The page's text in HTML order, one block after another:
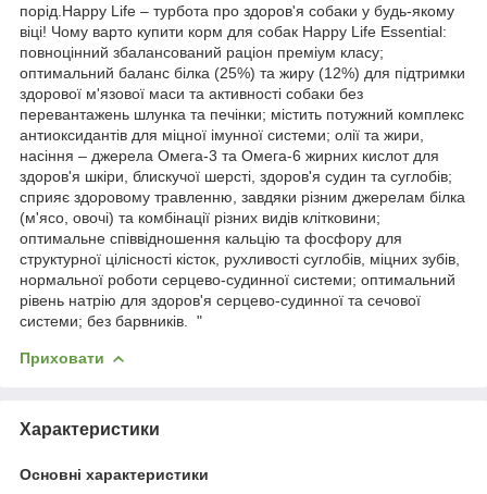
порід.Happy Life – турбота про здоров'я собаки у будь-якому
віці! Чому варто купити корм для собак Happy Life Essential:
повноцінний збалансований раціон преміум класу;
оптимальний баланс білка (25%) та жиру (12%) для підтримки
здорової м'язової маси та активності собаки без
перевантажень шлунка та печінки; містить потужний комплекс
антиоксидантів для міцної імунної системи; олії та жири,
насіння – джерела Омега-3 та Омега-6 жирних кислот для
здоров'я шкіри, блискучої шерсті, здоров'я судин та суглобів;
сприяє здоровому травленню, завдяки різним джерелам білка
(м'ясо, овочі) та комбінації різних видів клітковини;
оптимальне співвідношення кальцію та фосфору для
структурної цілісності кісток, рухливості суглобів, міцних зубів,
нормальної роботи серцево-судинної системи; оптимальний
рівень натрію для здоров'я серцево-судинної та сечової
системи; без барвників. "
Приховати
Характеристики
Основні характеристики